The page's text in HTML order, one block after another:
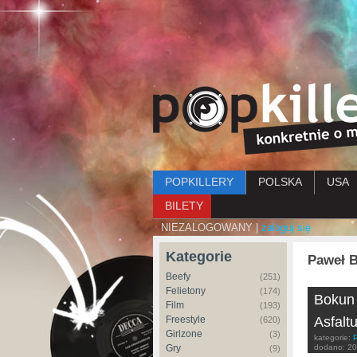
Menu główne
POPKILLERY POLSKA USA
BILETY
NIEZALOGOWANY | zaloguj się
Kategorie
Beefy (251)
Felietony (174)
Film (193)
Freestyle (620)
Girlzone (3)
Gry (9)
Paweł
Asfaltu
kategorie:
dodano: